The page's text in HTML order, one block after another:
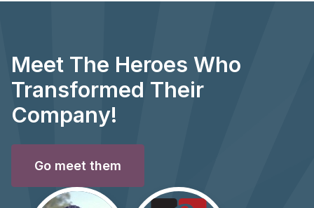
Meet The Heroes Who
Transformed Their
Company!
Go meet them